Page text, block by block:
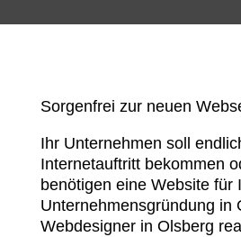
Sorgenfrei zur neuen
Ihr Unternehmen soll
Internetauftritt bekommen
benötigen eine Website für
Unternehmensgründung in
Webdesigner in Olsberg